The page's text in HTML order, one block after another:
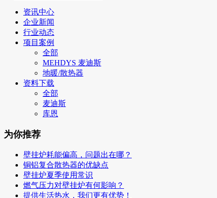
资讯中心
企业新闻
行业动态
项目案例
全部
MEHDYS 麦迪斯
地暖/散热器
资料下载
全部
麦迪斯
库恩
为你推荐
壁挂炉耗能偏高，问题出在哪？
铜铝复合散热器的优缺点
壁挂炉夏季使用常识
燃气压力对壁挂炉有何影响？
提供生活热水，我们更有优势！